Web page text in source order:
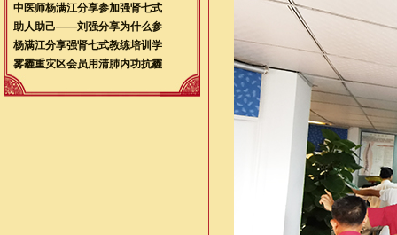
中医师杨满江分享参加强肾七式
助人助己——刘强分享为什么参
杨满江分享强肾七式教练培训学
雾霾重灾区会员用清肺内功抗霾